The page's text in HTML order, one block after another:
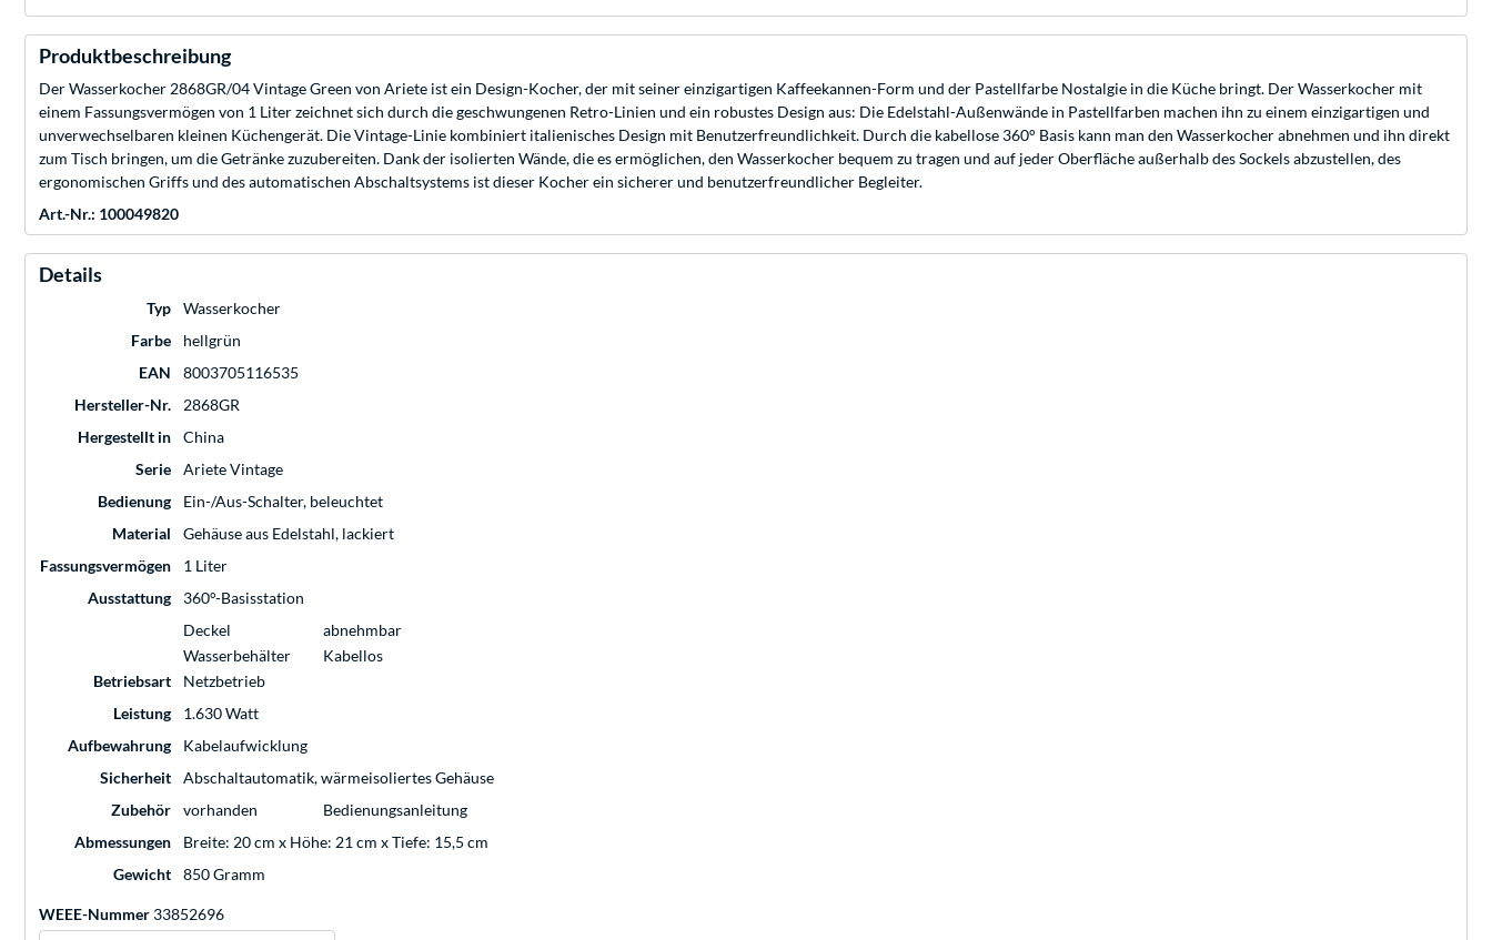
Produktbeschreibung
Der Wasserkocher 2868GR/04 Vintage Green von Ariete ist ein Design-Kocher, der mit seiner einzigartigen Kaffeekannen-Form und der Pastellfarbe Nostalgie in die Küche bringt. Der Wasserkocher mit
einem Fassungsvermögen von 1 Liter zeichnet sich durch die geschwungenen Retro-Linien und ein robustes Design aus: Die Edelstahl-Außenwände in Pastellfarben machen ihn zu einem einzigartigen und
unverwechselbaren kleinen Küchengerät. Die Vintage-Linie kombiniert italienisches Design mit Benutzerfreundlichkeit. Durch die kabellose 360° Basis kann man den Wasserkocher abnehmen und ihn direkt
zum Tisch bringen, um die Getränke zuzubereiten. Dank der isolierten Wände, die es ermöglichen, den Wasserkocher bequem zu tragen und auf jeder Oberfläche außerhalb des Sockels abzustellen, des
ergonomischen Griffs und des automatischen Abschaltsystems ist dieser Kocher ein sicherer und benutzerfreundlicher Begleiter.
Art.-Nr.: 100049820
Details
Typ
Wasserkocher
Farbe
hellgrün
EAN
8003705116535
Hersteller-Nr.
2868GR
Hergestellt in
China
Serie
Ariete Vintage
Bedienung
Ein-/Aus-Schalter, beleuchtet
Material
Gehäuse aus Edelstahl, lackiert
Fassungsvermögen
1 Liter
Ausstattung
360°-Basisstation
Deckel
abnehmbar
Wasserbehälter
Kabellos
Betriebsart
Netzbetrieb
Leistung
1.630 Watt
Aufbewahrung
Kabelaufwicklung
Sicherheit
Abschaltautomatik, wärmeisoliertes Gehäuse
Zubehör
vorhanden
Bedienungsanleitung
Abmessungen
Breite: 20 cm x Höhe: 21 cm x Tiefe: 15,5 cm
Gewicht
850 Gramm
WEEE-Nummer 33852696